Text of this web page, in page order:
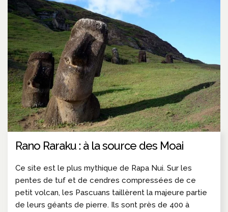
Rano Raraku : à la source des Moai
Ce site est le plus mythique de Rapa Nui. Sur les
pentes de tuf et de cendres compressées de ce
petit volcan, les Pascuans taillèrent la majeure partie
de leurs géants de pierre. Ils sont près de 400 à